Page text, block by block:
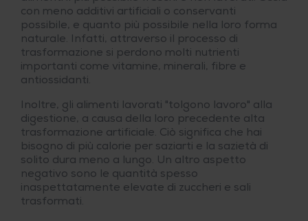
con meno additivi artificiali o conservanti
possibile, e quanto più possibile nella loro forma
naturale. Infatti, attraverso il processo di
trasformazione si perdono molti nutrienti
importanti come vitamine, minerali, fibre e
antiossidanti.
Inoltre, gli alimenti lavorati "tolgono lavoro" alla
digestione, a causa della loro precedente alta
trasformazione artificiale. Ciò significa che hai
bisogno di più calorie per saziarti e la sazietà di
solito dura meno a lungo. Un altro aspetto
negativo sono le quantità spesso
inaspettatamente elevate di zuccheri e sali
trasformati.